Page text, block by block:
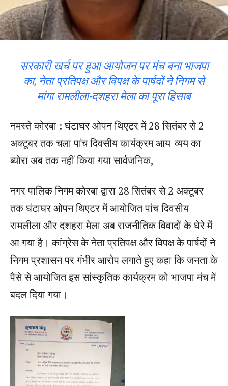
सरकारी खर्च पर हुआ आयोजन पर मंच बना भाजपा
का, नेता प्रतिपक्ष और विपक्ष के पार्षदों ने निगम से
मांगा रामलीला-दशहरा मेला का पूरा हिसाब
नमस्ते कोरबा : घंटाघर ओपन थिएटर में 28 सितंबर से 2
अक्टूबर तक चला पांच दिवसीय कार्यक्रम आय-व्यय का
ब्योरा अब तक नहीं किया गया सार्वजनिक,
नगर पालिक निगम कोरबा द्वारा 28 सितंबर से 2 अक्टूबर
तक घंटाघर ओपन थिएटर में आयोजित पांच दिवसीय
रामलीला और दशहरा मेला अब राजनीतिक विवादों के घेरे में
आ गया है। कांग्रेस के नेता प्रतिपक्ष और विपक्ष के पार्षदों ने
निगम प्रशासन पर गंभीर आरोप लगाते हुए कहा कि जनता के
पैसे से आयोजित इस सांस्कृतिक कार्यक्रम को भाजपा मंच में
बदल दिया गया।